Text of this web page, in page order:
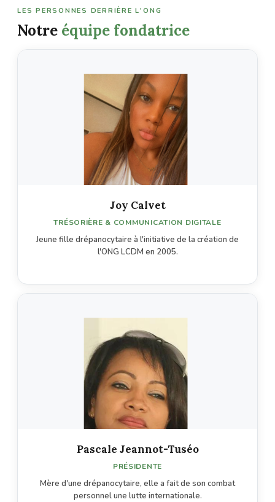
LES PERSONNES DERRIÈRE L'ONG
Notre équipe fondatrice
Joy Calvet
TRÉSORIÈRE & COMMUNICATION DIGITALE
Jeune fille drépanocytaire à l'initiative de la création de
l'ONG LCDM en 2005.
Pascale Jeannot-Tuséo
PRÉSIDENTE
Mère d'une drépanocytaire, elle a fait de son combat
personnel une lutte internationale.